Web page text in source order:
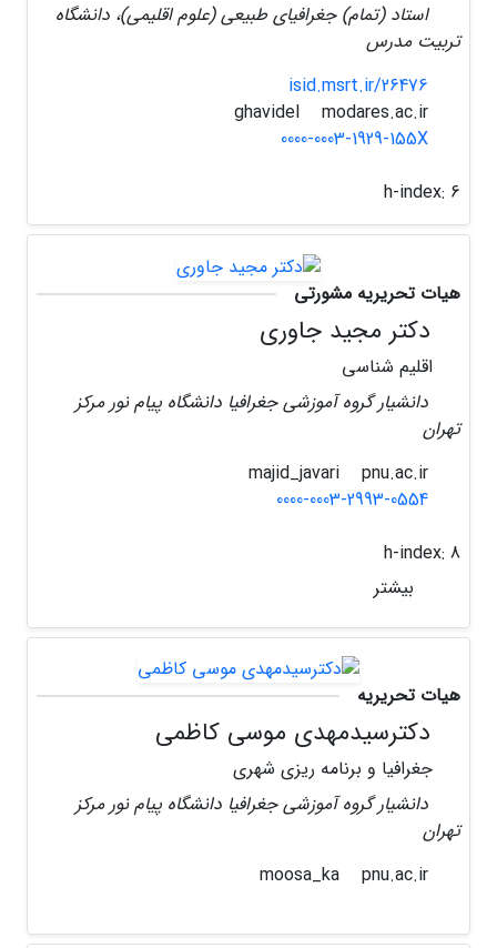
استاد (تمام) جغرافیای طبیعی (علوم اقلیمی)، دانشگاه
تربیت مدرس
isid.msrt.ir/26476
modares.ac.ir
0000-0003-1929-155X
h-index: 6
هیات تحریریه مشورتی
دکتر مجید جاوری
اقلیم شناسی
دانشیار گروه آموزشی جغرافیا دانشگاه پیام نور مرکز
تهران
pnu.ac.ir
0000-0003-2993-0554
h-index: 8
بیشتر
هیات تحریریه
دکترسیدمهدی موسی کاظمی
جغرافیا و برنامه ریزی شهری
دانشیار گروه آموزشی جغرافیا دانشگاه پیام نور مرکز
تهران
pnu.ac.ir